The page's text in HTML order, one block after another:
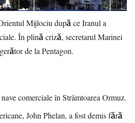
Mijlociu după ce Iranul a
În plină criză, secretarul Marinei
de la Pentagon.
comerciale în Strâmtoarea Ormuz.
John Phelan, a fost demis fără